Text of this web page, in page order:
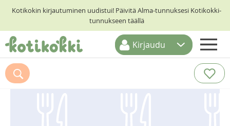
Kotikokin kirjautuminen uudistui! Päivitä Alma-tunnuksesi Kotikokki-
tunnukseen täällä
ETUSIVU
RESEPTIHAKU
Kirjaudu
Suosittelemme myös